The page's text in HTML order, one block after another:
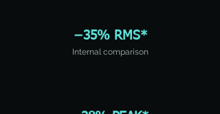
−35% RMS*
Internal comparison